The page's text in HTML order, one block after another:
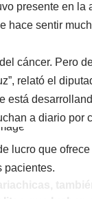
presente en la
hace sentir
cáncer. Pero
relató el
está
a diario por
lucro que
pacientes.